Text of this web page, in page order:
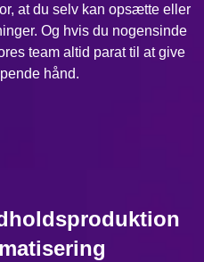
at du selv kan opsætte eller
Og hvis du nogensinde
team altid parat til at give
hånd.